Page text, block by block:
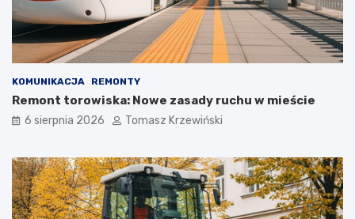
KOMUNIKACJA REMONTY
Remont torowiska: Nowe zasady ruchu w mieście
6 sierpnia 2026 Tomasz Krzewiński